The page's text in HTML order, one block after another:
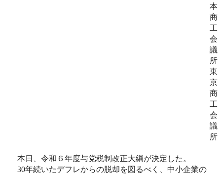
採用情報
本
商
工
会
議
所
東
京
商
工
会
議
所
本日、令和６年度与党税制改正大綱が決定した。
30年続いたデフレからの脱却を図るべく、中小企業の